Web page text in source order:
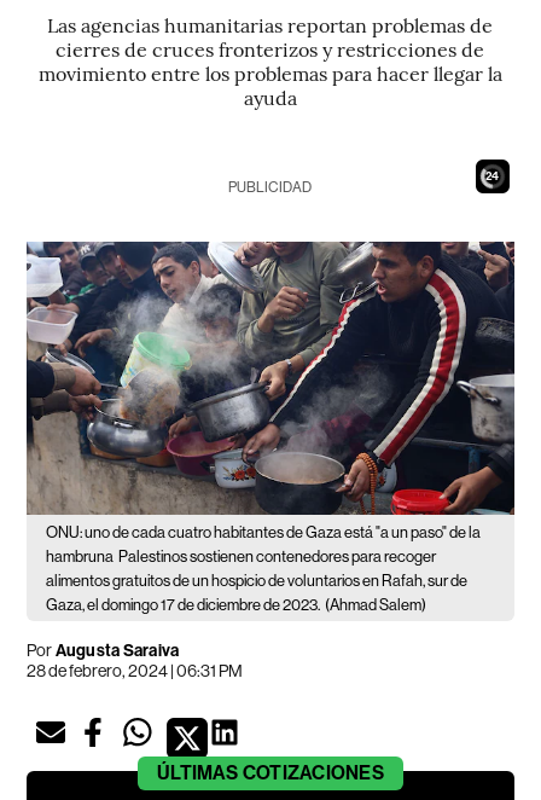
Las agencias humanitarias reportan problemas de
cierres de cruces fronterizos y restricciones de
movimiento entre los problemas para hacer llegar la
ayuda
22
PUBLICIDAD
ONU: uno de cada cuatro habitantes de Gaza está "a un paso" de la
hambruna Palestinos sostienen contenedores para recoger
alimentos gratuitos de un hospicio de voluntarios en Rafah, sur de
Gaza, el domingo 17 de diciembre de 2023. (Ahmad Salem)
PorAugusta Saraiva
28 de febrero, 2024 | 06:31 PM
ÚLTIMAS COTIZACIONES